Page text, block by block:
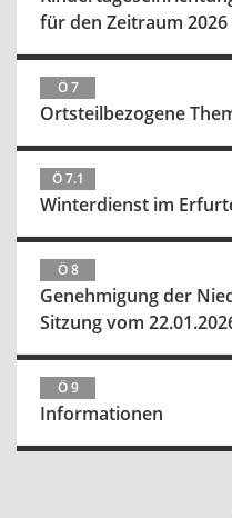
für den Zeitraum 2026
Ö 7
Ortsteilbezogene
Ö 7.1
Winterdienst im
Ö 8
Genehmigung der
Sitzung vom
Ö 9
Informationen